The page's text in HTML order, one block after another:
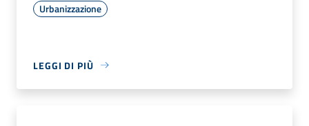
Urbanizzazione
LEGGI DI PIÙ